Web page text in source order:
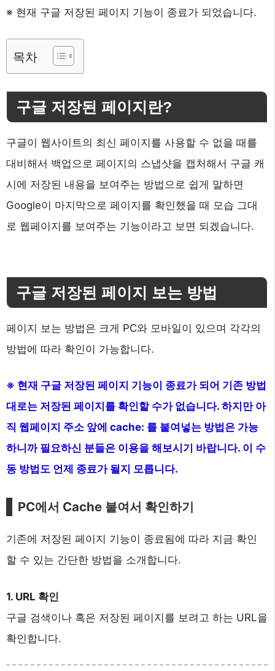
※ 현재 구글 저장된 페이지 기능이 종료가 되었습니다.
목차
구글 저장된 페이지란?
구글이 웹사이트의 최신 페이지를 사용할 수 없을 때를
대비해서 백업으로 페이지의 스냅샷을 캡처해서 구글 캐
시에 저장된 내용을 보여주는 방법으로 쉽게 말하면
Google이 마지막으로 페이지를 확인했을 때 모습 그대
로 웹페이지를 보여주는 기능이라고 보면 되겠습니다.
구글 저장된 페이지 보는 방법
페이지 보는 방법은 크게 PC와 모바일이 있으며 각각의
방법에 따라 확인이 가능합니다.
※ 현재 구글 저장된 페이지 기능이 종료가 되어 기존 방법
대로는 저장된 페이지를 확인할 수가 없습니다. 하지만 아
직 웹페이지 주소 앞에 cache: 를 붙여넣는 방법은 가능
하니까 필요하신 분들은 이용을 해보시기 바랍니다. 이 수
동 방법도 언제 종료가 될지 모릅니다.
PC에서 Cache 붙여서 확인하기
기존에 저장된 페이지 기능이 종료됨에 따라 지금 확인
할 수 있는 간단한 방법을 소개합니다.
1. URL 확인
구글 검색이나 혹은 저장된 페이지를 보려고 하는 URL을
확인합니다.